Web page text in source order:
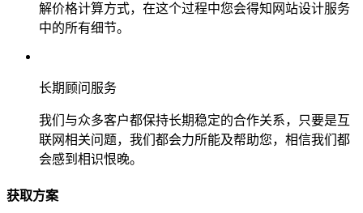
解价格计算方式，在这个过程中您会得知网站设计服务
中的所有细节。
长期顾问服务
我们与众多客户都保持长期稳定的合作关系，只要是互
联网相关问题，我们都会力所能及帮助您，相信我们都
会感到相识恨晚。
获取方案